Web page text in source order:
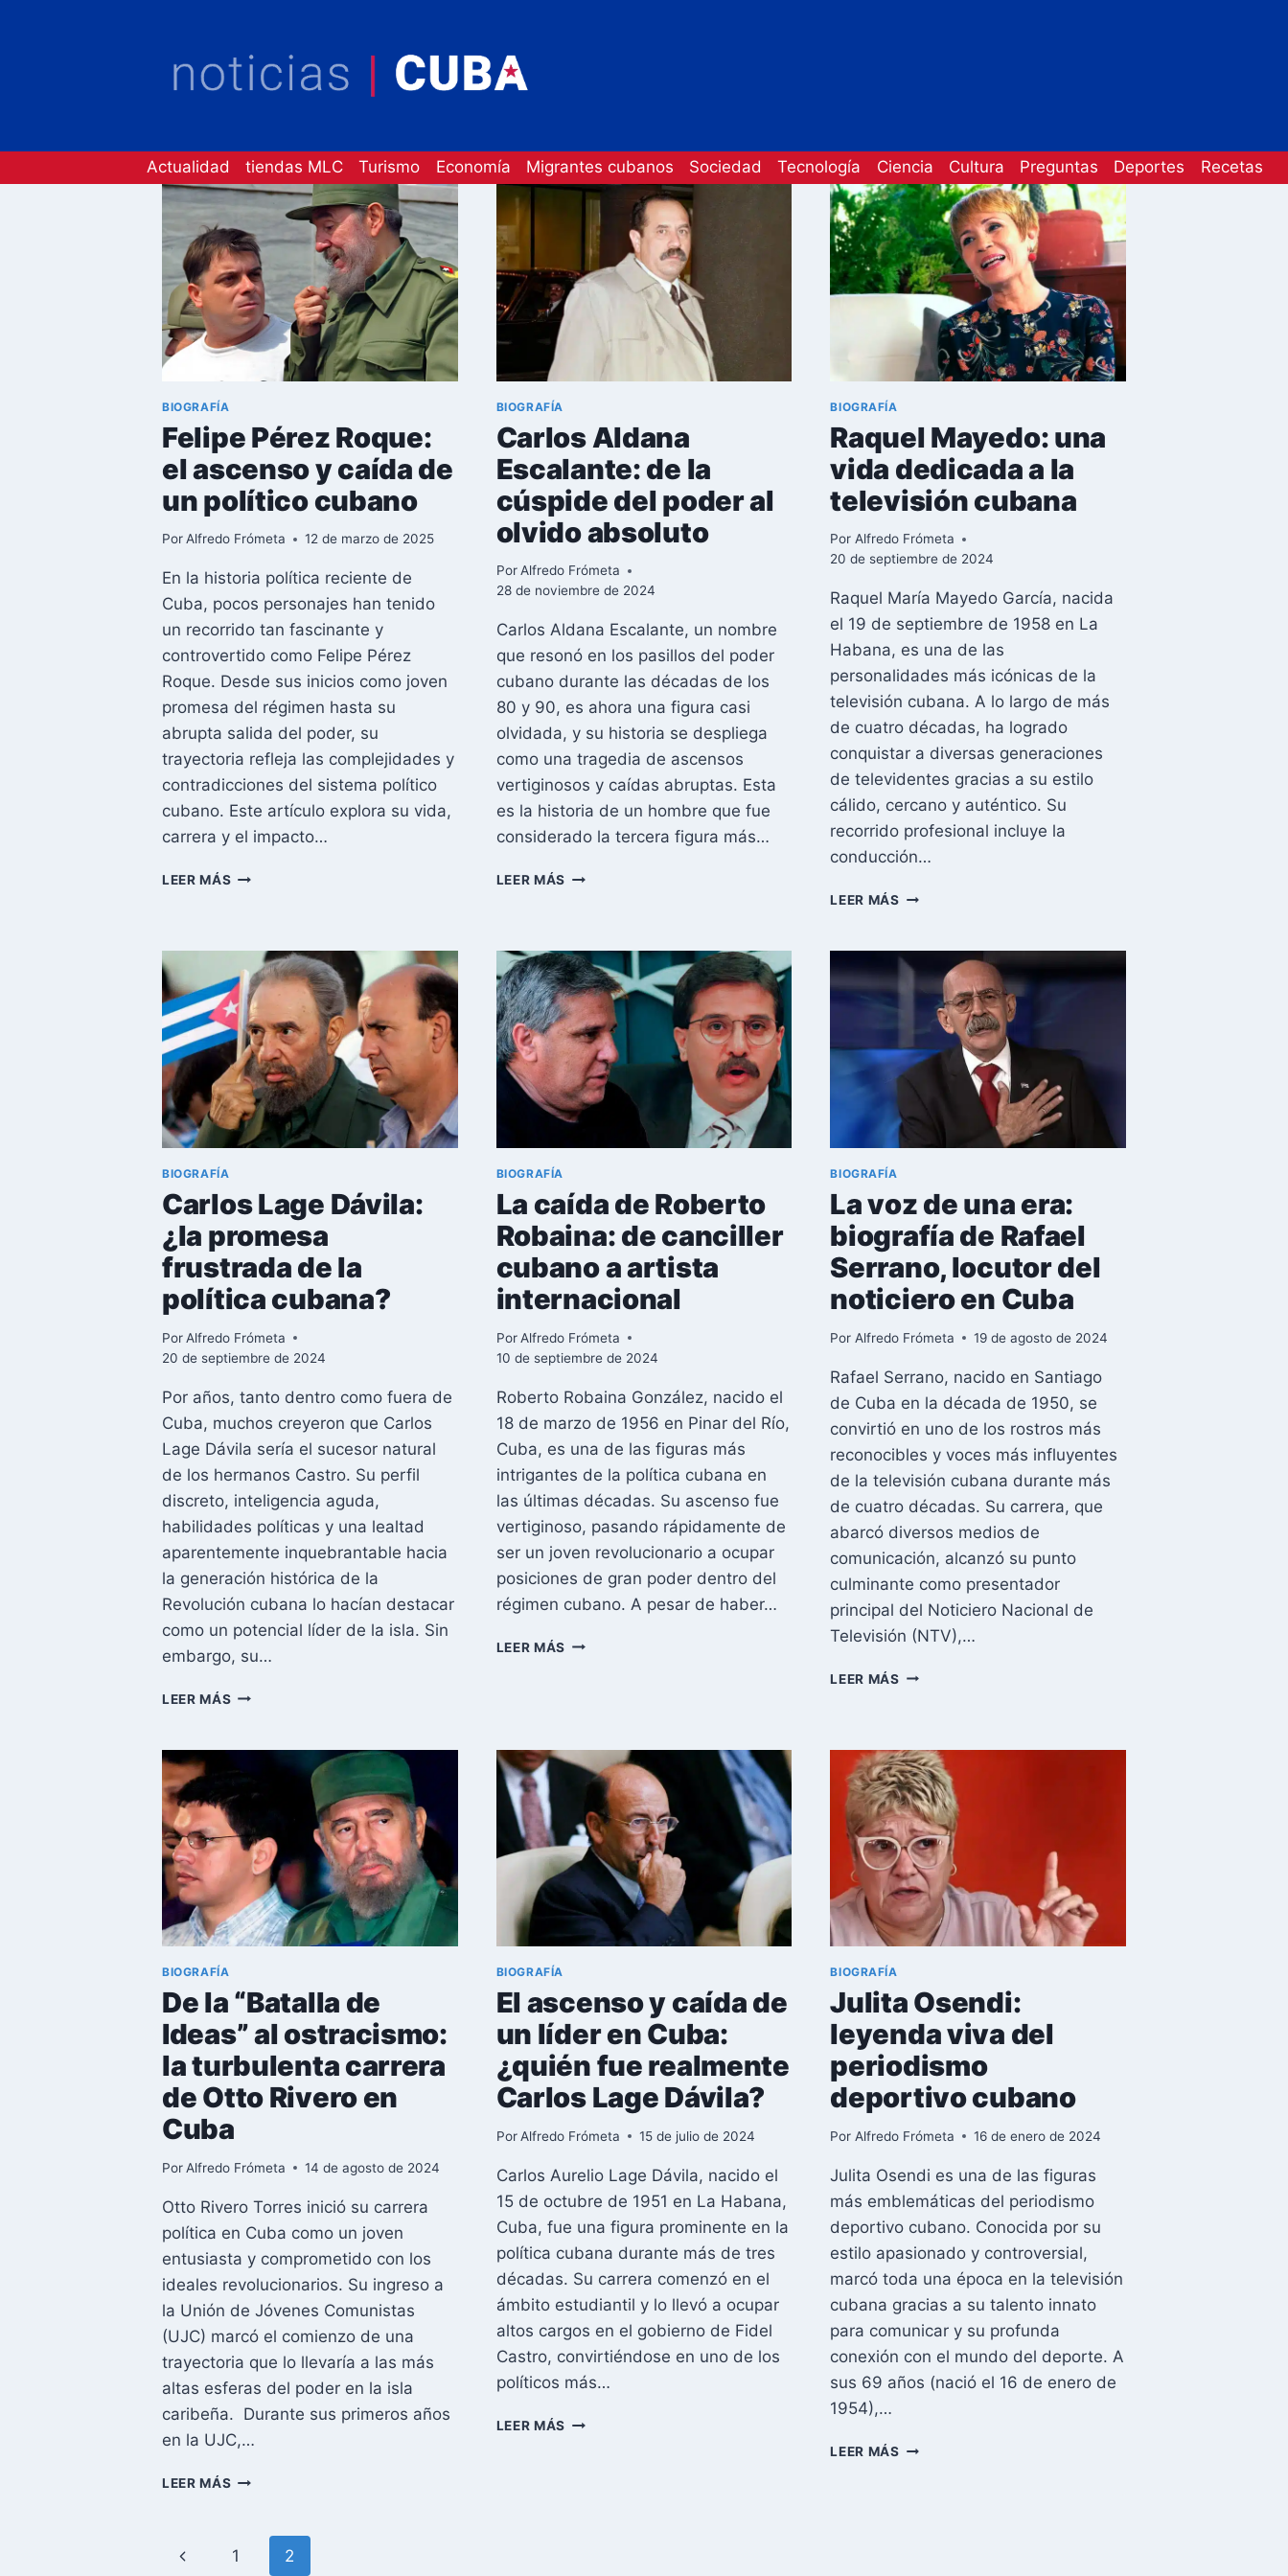
Actualidad tiendas MLC Turismo Economía Migrantes cubanos Sociedad Tecnología Ciencia Cultura Preguntas Deportes Recetas
BIOGRAFÍA
Felipe Pérez Roque:
el ascenso y caída de
un político cubano
PorAlfredo Frómeta 12 de marzo de 2025
En la historia política reciente de
Cuba, pocos personajes han tenido
un recorrido tan fascinante y
controvertido como Felipe Pérez
Roque. Desde sus inicios como joven
promesa del régimen hasta su
abrupta salida del poder, su
trayectoria refleja las complejidades y
contradicciones del sistema político
cubano. Este artículo explora su vida,
carrera y el impacto…
LEER MÁS FELIPE
ASCENSO
Y
CAÍDA
DE
UN
POLÍTICO
CUBANO
BIOGRAFÍA
Carlos Aldana
Escalante: de la
cúspide del poder al
olvido absoluto
Por Alfredo Frómeta
28 de noviembre de 2024
Carlos Aldana Escalante, un nombre
que resonó en los pasillos del poder
cubano durante las décadas de los
80 y 90, es ahora una figura casi
olvidada, y su historia se despliega
como una tragedia de ascensos
vertiginosos y caídas abruptas. Esta
es la historia de un hombre que fue
considerado la tercera figura más…
LEER MÁS CARLOS
LA
CÚSPIDE
DEL
PODER
AL
OLVIDO
ABSOLUTO
BIOGRAFÍA
Raquel Mayedo: una
vida dedicada a la
televisión cubana
Por Alfredo Frómeta
20 de septiembre de 2024
Raquel María Mayedo García, nacida
el 19 de septiembre de 1958 en La
Habana, es una de las
personalidades más icónicas de la
televisión cubana. A lo largo de más
de cuatro décadas, ha logrado
conquistar a diversas generaciones
de televidentes gracias a su estilo
cálido, cercano y auténtico. Su
recorrido profesional incluye la
conducción…
LEER MÁS RAQUEL
VIDA
DEDICADA
A
TELEVISIÓN
CUBANA
BIOGRAFÍA
Carlos Lage Dávila:
¿la promesa
frustrada de la
política cubana?
Por Alfredo Frómeta
20 de septiembre de 2024
Por años, tanto dentro como fuera de
Cuba, muchos creyeron que Carlos
Lage Dávila sería el sucesor natural
de los hermanos Castro. Su perfil
discreto, inteligencia aguda,
habilidades políticas y una lealtad
aparentemente inquebrantable hacia
la generación histórica de la
Revolución cubana lo hacían destacar
como un potencial líder de la isla. Sin
embargo, su…
LEER MÁS CARLOS
¿LA
PROMESA
FRUSTRADA
DE
LA
POLÍTICA
CUBANA?
BIOGRAFÍA
La caída de Roberto
Robaina: de canciller
cubano a artista
internacional
Por Alfredo Frómeta
10 de septiembre de 2024
Roberto Robaina González, nacido el
18 de marzo de 1956 en Pinar del Río,
Cuba, es una de las figuras más
intrigantes de la política cubana en
las últimas décadas. Su ascenso fue
vertiginoso, pasando rápidamente de
ser un joven revolucionario a ocupar
posiciones de gran poder dentro del
régimen cubano. A pesar de haber…
LEER MÁS LA
CANCILLER
CUBANO
ARTISTA
INTERNACIONAL
BIOGRAFÍA
La voz de una era:
biografía de Rafael
Serrano, locutor del
noticiero en Cuba
Por Alfredo Frómeta 19 de agosto de 2024
Rafael Serrano, nacido en Santiago
de Cuba en la década de 1950, se
convirtió en uno de los rostros más
reconocibles y voces más influyentes
de la televisión cubana durante más
de cuatro décadas. Su carrera, que
abarcó diversos medios de
comunicación, alcanzó su punto
culminante como presentador
principal del Noticiero Nacional de
Televisión (NTV),…
LEER MÁS LA
ERA:
BIOGRAFÍA
DE
RAFAEL
SERRANO,
LOCUTOR
DEL
NOTICIERO
EN
CUBA
BIOGRAFÍA
De la “Batalla de
Ideas” al ostracismo:
la turbulenta carrera
de Otto Rivero en
Cuba
Por Alfredo Frómeta 14 de agosto de 2024
Otto Rivero Torres inició su carrera
política en Cuba como un joven
entusiasta y comprometido con los
ideales revolucionarios. Su ingreso a
la Unión de Jóvenes Comunistas
(UJC) marcó el comienzo de una
trayectoria que lo llevaría a las más
altas esferas del poder en la isla
caribeña. Durante sus primeros años
en la UJC,…
LEER MÁS DE
IDEAS”
BIOGRAFÍA
El ascenso y caída de
un líder en Cuba:
¿quién fue realmente
Carlos Lage Dávila?
Por Alfredo Frómeta 15 de julio de 2024
Carlos Aurelio Lage Dávila, nacido el
15 de octubre de 1951 en La Habana,
Cuba, fue una figura prominente en la
política cubana durante más de tres
décadas. Su carrera comenzó en el
ámbito estudiantil y lo llevó a ocupar
altos cargos en el gobierno de Fidel
Castro, convirtiéndose en uno de los
políticos más…
LEER MÁS
BIOGRAFÍA
Julita Osendi:
leyenda viva del
periodismo
deportivo cubano
Por Alfredo Frómeta 16 de enero de 2024
Julita Osendi es una de las figuras
más emblemáticas del periodismo
deportivo cubano. Conocida por su
estilo apasionado y controversial,
marcó toda una época en la televisión
cubana gracias a su talento innato
para comunicar y su profunda
conexión con el mundo del deporte. A
sus 69 años (nació el 16 de enero de
1954),…
LEER MÁS JULITA
Navegación
Página 1 2